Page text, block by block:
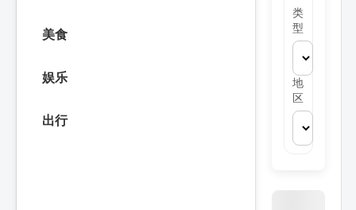
美食
娱乐
出行
类
型
地
区